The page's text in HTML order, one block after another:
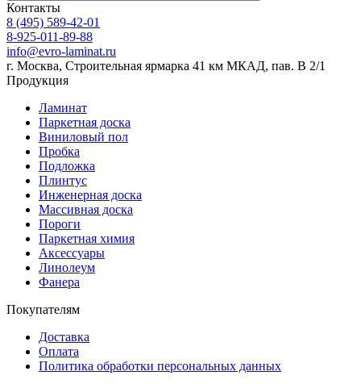
Контакты
8 (495) 589-42-01
8-925-011-89-88
info@evro-laminat.ru
г. Москва, Строительная ярмарка 41 км МКАД, пав. В 2/1
Продукция
Ламинат
Паркетная доска
Виниловый пол
Пробка
Подложка
Плинтус
Инженерная доска
Массивная доска
Пороги
Паркетная химия
Аксессуары
Линолеум
Фанера
Покупателям
Доставка
Оплата
Политика обработки персональных данных